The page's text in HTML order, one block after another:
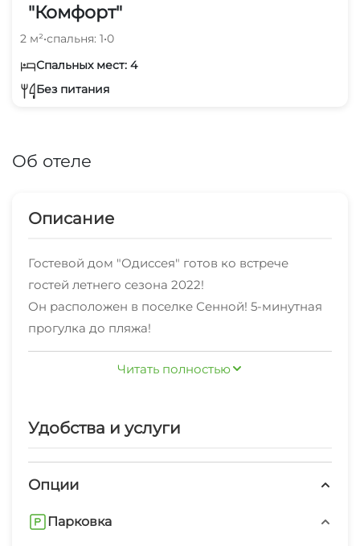
"Комфорт"
2 м²•спальня: 1•0
Спальных мест: 4
Без питания
Об отеле
Описание
Гостевой дом "Одиссея" готов ко встрече
гостей летнего сезона 2022!
Он расположен в поселке Сенной! 5-минутная
прогулка до пляжа!
Комплекс включает в себя кухню оснащённую
всей необходимой техникой и оборудованием
ценами с 2012 года. С того же времени
Предоставляемые услуги:
- мангал
Читать полностью
Удобства и услуги
Опции
Парковка